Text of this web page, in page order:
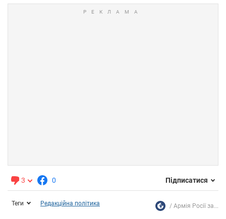
3 0 Підписатися
Теги Редакційна політика Армія Росії за...